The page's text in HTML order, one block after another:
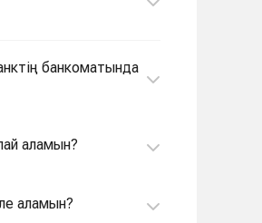
банкоматында
аламын?
аламын?